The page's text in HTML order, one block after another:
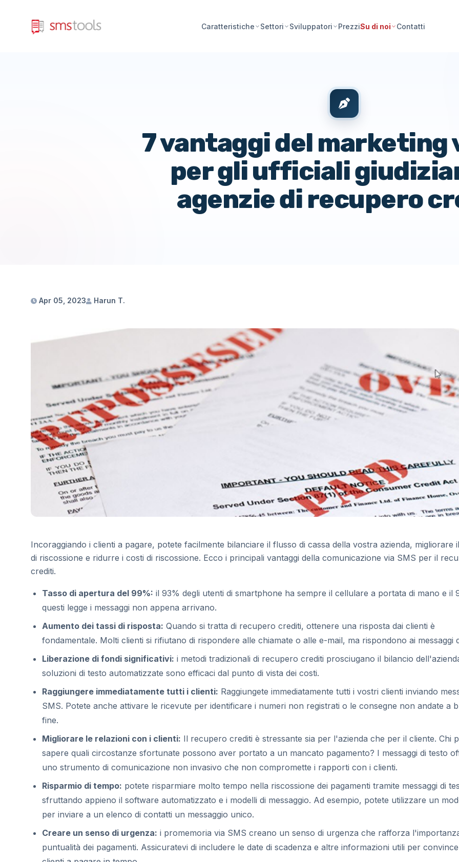
Caratteristiche Settori Sviluppatori PrezziSu di noi Contatti
7 vantaggi del marketing
per gli ufficiali
agenzie di recupero
Apr 05, 2023 Harun T.
Incoraggiando i clienti a pagare, potete facilmente bilanciare il flusso di cassa della vostra azienda, migliorare
di riscossione e ridurre i costi di riscossione. Ecco i principali vantaggi della comunicazione via SMS per il
crediti.
Tasso di apertura del 99%: il 93% degli utenti di smartphone ha sempre il cellulare a portata di mano e il
questi legge i messaggi non appena arrivano.
Aumento dei tassi di risposta: Quando si tratta di recupero crediti, ottenere una risposta dai clienti è
fondamentale. Molti clienti si rifiutano di rispondere alle chiamate o alle e-mail, ma rispondono ai messaggi
Liberazione di fondi significativi: i metodi tradizionali di recupero crediti prosciugano il bilancio
soluzioni di testo automatizzate sono efficaci dal punto di vista dei costi.
Raggiungere immediatamente tutti i clienti: Raggiungete immediatamente tutti i vostri clienti inviando
SMS. Potete anche attivare le ricevute per identificare i numeri non registrati o le consegne non andate a
fine.
Migliorare le relazioni con i clienti: Il recupero crediti è stressante sia per l'azienda che per il cliente. Chi
sapere quali circostanze sfortunate possono aver portato a un mancato pagamento? I messaggi di testo
uno strumento di comunicazione non invasivo che non compromette i rapporti con i clienti.
Risparmio di tempo: potete risparmiare molto tempo nella riscossione dei pagamenti tramite messaggi di
sfruttando appieno il software automatizzato e i modelli di messaggio. Ad esempio, potete utilizzare un
per inviare a un elenco di contatti un messaggio unico.
Creare un senso di urgenza: i promemoria via SMS creano un senso di urgenza che rafforza
puntualità dei pagamenti. Assicuratevi di includere le date di scadenza e altre informazioni utili per